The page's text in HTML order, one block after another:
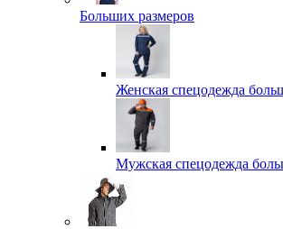
Больших размеров
Женская спецодежда
Мужская спецодежда